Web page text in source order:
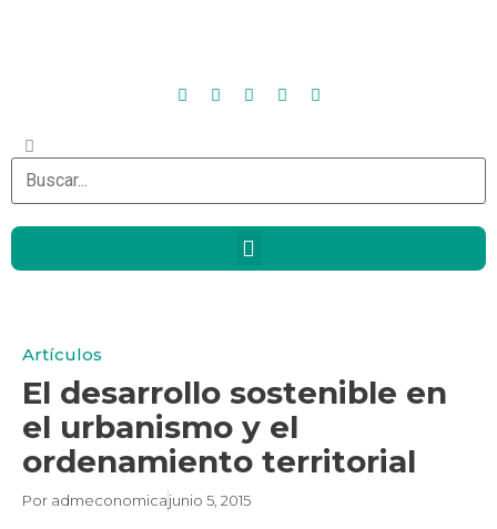
Artículos
El desarrollo sostenible en
el urbanismo y el
ordenamiento territorial
Por admeconomicajunio 5, 2015